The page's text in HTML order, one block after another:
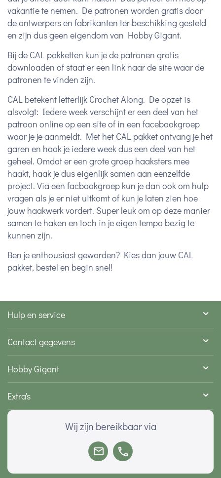
vakantie te nemen. De patronen worden gratis door
de ontwerpers en fabrikanten ter beschikking gesteld
en zijn dus geen eigendom van Hobby Gigant.
Bij de CAL pakketten kun je de patronen gratis
downloaden of staat er een link naar de site waar de
patronen te vinden zijn.
CAL betekent letterlijk Crochet Along. De opzet is
alsvolgt: Iedere week verschijnt er een deel van het
patroon online op een site of in een facebookgroep
waar je je aanmeldt. Met het CAL pakket ontvang je het
garen en haak je iedere week dus een deel van het
geheel. Omdat er een grote groep haaksters mee
haakt, haak je dus eigenlijk samen aan eenzelfde
project. Via een facbookgroep kun je dan ook om hulp
vragen als je er niet uitkomt of kun je laten zien hoe
jouw haakwerk vordert. Super leuk om op deze manier
samen te haken en toch in je eigen tempo bezig te
kunnen zijn.
Ben je enthousiast geworden? Kies dan jouw CAL
pakket, bestel en begin snel!
Hulp en service
Contact gegevens
Hobby Gigant
Extra's
Wij zijn bereikbaar via